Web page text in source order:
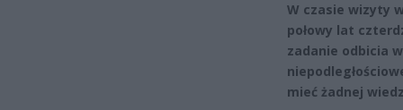
W czasie wizyty
połowy lat
zadanie odbicia
mieć żadnej